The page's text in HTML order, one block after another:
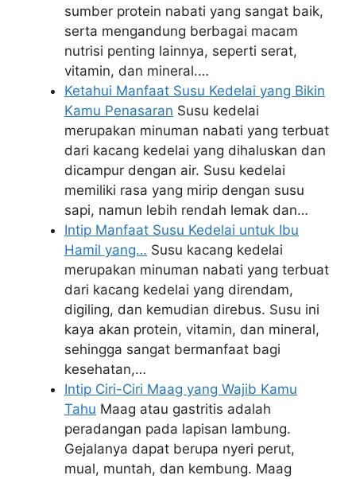
sumber protein nabati yang sangat baik,
serta mengandung berbagai macam
nutrisi penting lainnya, seperti serat,
vitamin, dan mineral.…
Ketahui Manfaat Susu Kedelai yang Bikin
Kamu Penasaran Susu kedelai
merupakan minuman nabati yang terbuat
dari kacang kedelai yang dihaluskan dan
dicampur dengan air. Susu kedelai
memiliki rasa yang mirip dengan susu
sapi, namun lebih rendah lemak dan…
Intip Manfaat Susu Kedelai untuk Ibu
Hamil yang… Susu kacang kedelai
merupakan minuman nabati yang terbuat
dari kacang kedelai yang direndam,
digiling, dan kemudian direbus. Susu ini
kaya akan protein, vitamin, dan mineral,
sehingga sangat bermanfaat bagi
kesehatan,…
Intip Ciri-Ciri Maag yang Wajib Kamu
Tahu Maag atau gastritis adalah
peradangan pada lapisan lambung.
Gejalanya dapat berupa nyeri perut,
mual, muntah, dan kembung. Maag